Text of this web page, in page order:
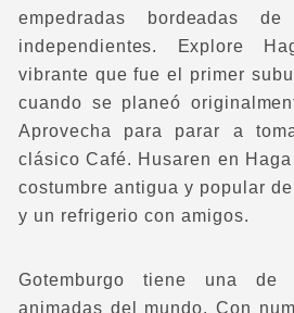
empedradas bordeadas
independientes. Explore
vibrante que fue el primer
cuando se planeó
Aprovecha para parar a
clásico Café. Husaren en
costumbre antigua y popular
y un refrigerio con amigos.
Gotemburgo tiene una de
animadas del mundo. Con